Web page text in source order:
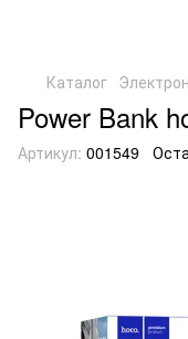
Каталог
Power Bank
Артикул: 001549